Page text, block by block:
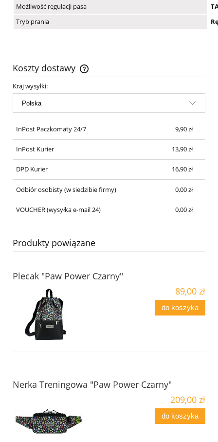
Możliwość regulacji pasa
Tryb prania
Koszty dostawy
Cena nie zawiera ewentualnych kosztów płatności
Kraj wysyłki:
InPost Paczkomaty 24/7 9,90 zł
InPost Kurier 13,90 zł
DPD Kurier 16,90 zł
Odbiór osobisty(w siedzibie firmy) 0,00 zł
VOUCHER(wysyłka e-mail 24) 0,00 zł
Produkty powiązane
Plecak "Paw Power Czarny"
89,00 zł
do koszyka
Nerka Treningowa "Paw Power Czarny"
209,00 zł
do koszyka